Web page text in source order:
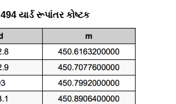
494 યાર્ડ રૂપાંતર કોષ્ટક